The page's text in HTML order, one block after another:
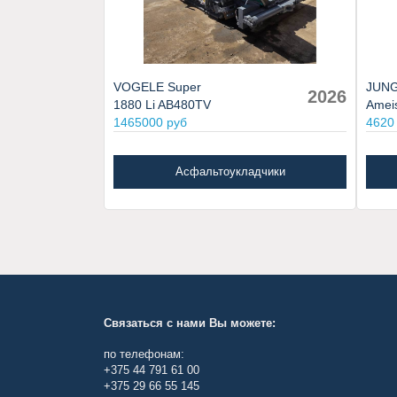
VOGELE Super
1880 Li AB480TV
1465000 руб
2026
Асфальтоукладчики
4620
Связаться с нами Вы можете:
по телефонам:
+375 44 791 61 00
+375 29 66 55 145